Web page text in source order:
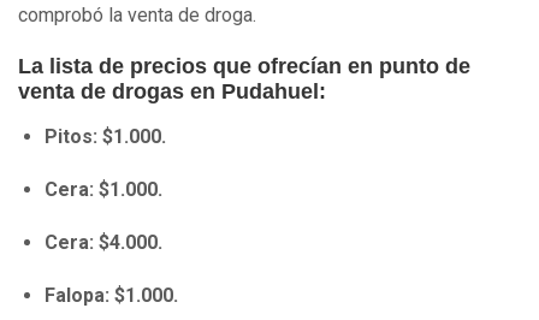
comprobó la venta de droga.
La lista de precios que ofrecían en punto de
venta de drogas en Pudahuel:
Pitos: $1.000.
Cera: $1.000.
Cera: $4.000.
Falopa: $1.000.